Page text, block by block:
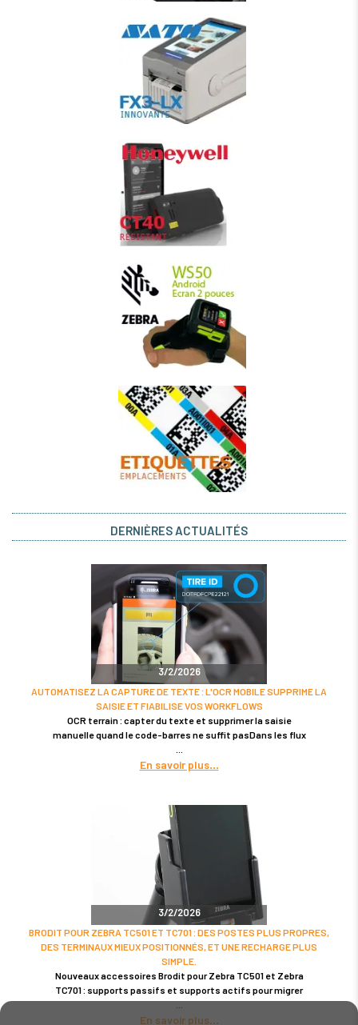
DERNIÈRES ACTUALITÉS
3/2/2026
AUTOMATISEZ LA CAPTURE DE TEXTE : L'OCR MOBILE SUPPRIME LA
SAISIE ET FIABILISE VOS WORKFLOWS
OCR terrain : capter du texte et supprimer la saisie
manuelle quand le code-barres ne suffit pasDans les flux
En savoir plus
3/2/2026
BRODIT POUR ZEBRA TC501 ET TC701 : DES POSTES PLUS PROPRES,
DES TERMINAUX MIEUX POSITIONNÉS, ET UNE RECHARGE PLUS
SIMPLE.
Nouveaux accessoires Brodit pour Zebra TC501 et Zebra
TC701 : supports passifs et supports actifs pour migrer
En savoir plus